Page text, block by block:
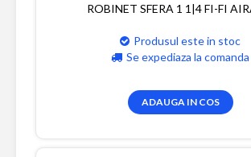
ROBINET SFERA 1 1|4 FI-FI
Produsul este in stoc
Se expediaza la comanda
ADAUGA IN COS